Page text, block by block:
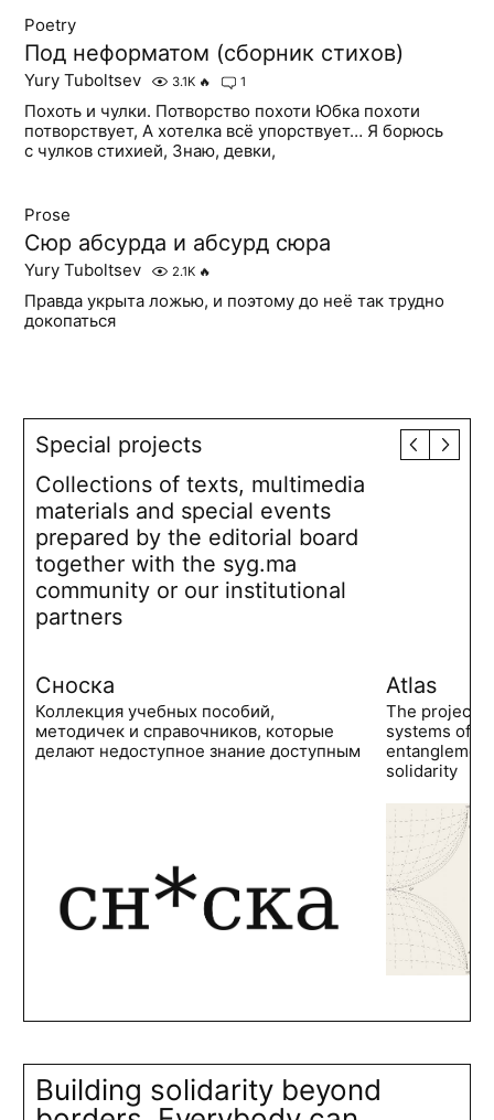
Poetry
Под неформатом (сборник стихов)
Yury Tuboltsev 3.1K 🔥 1
Похоть и чулки. Потворство похоти Юбка похоти
потворствует, А хотелка всё упорствует… Я борюсь
с чулков стихией, Знаю, девки,
Prose
Сюр абсурда и абсурд сюра
Yury Tuboltsev 2.1K 🔥
Правда укрыта ложью, и поэтому до неё так трудно
докопаться
Special projects
Collections of texts, multimedia
materials and special events
prepared by the editorial board
together with the syg.ma
community or our institutional
partners
Сноска
Коллекция учебных пособий,
методичек и справочников, которые
делают недоступное знание доступным
Atlas
The project
systems of
solidarity
Building solidarity beyond